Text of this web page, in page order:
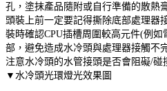
孔，塗抹產品隨附或自行準備的散熱
頭裝上前一定要記得撕除底部處理器
裝時確認CPU插槽周圍較高元件(例
部，避免造成水冷頭與處理器接觸不
注意水冷頭的水管接頭是否會阻礙/碰
▼水冷頭光環燈光效果圖